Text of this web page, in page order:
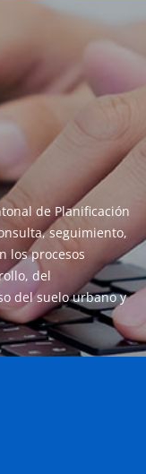
de Planificación
seguimiento,
los procesos
del
del suelo urbano y